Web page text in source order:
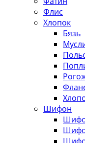
Флис
Хлопок
Бязь
Шифон